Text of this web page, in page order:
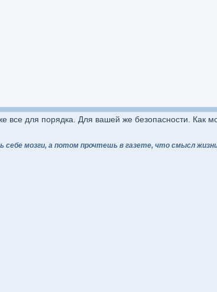
все для порядка. Для вашей же безопасности. Как
себе мозги, а потом прочтешь в газете, что смысл